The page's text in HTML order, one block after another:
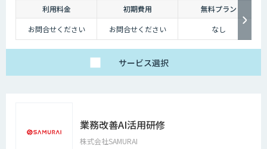
利用料金 初期費用
無料プラン
お問合せください
お問合せください なし
サービス選択
業務改善AI活用研修
株式会社SAMURAI